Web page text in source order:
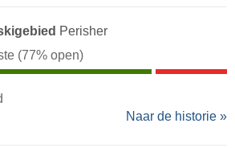
Perisher
(77% open)
Naar de historie »